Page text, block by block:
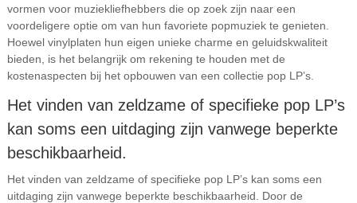
vormen voor muziekliefhebbers die op zoek zijn naar een
voordeligere optie om van hun favoriete popmuziek te genieten.
Hoewel vinylplaten hun eigen unieke charme en geluidskwaliteit
bieden, is het belangrijk om rekening te houden met de
kostenaspecten bij het opbouwen van een collectie pop LP’s.
Het vinden van zeldzame of specifieke pop LP’s
kan soms een uitdaging zijn vanwege beperkte
beschikbaarheid.
Het vinden van zeldzame of specifieke pop LP’s kan soms een
uitdaging zijn vanwege beperkte beschikbaarheid. Door de